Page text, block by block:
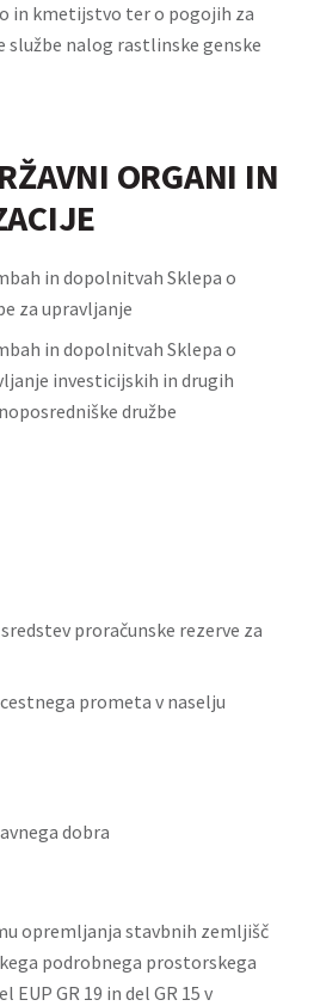
in kmetijstvo ter o pogojih za
službe nalog rastlinske genske
ORGANI IN
in dopolnitvah Sklepa o
za upravljanje
in dopolnitvah Sklepa o
investicijskih in drugih
družbe
proračunske rezerve za
prometa v naselju
dobra
opremljanja stavbnih zemljišč
podrobnega prostorskega
EUP GR 19 in del GR 15 v